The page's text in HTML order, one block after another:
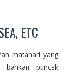
ETC
matahari yang
bahkan puncak